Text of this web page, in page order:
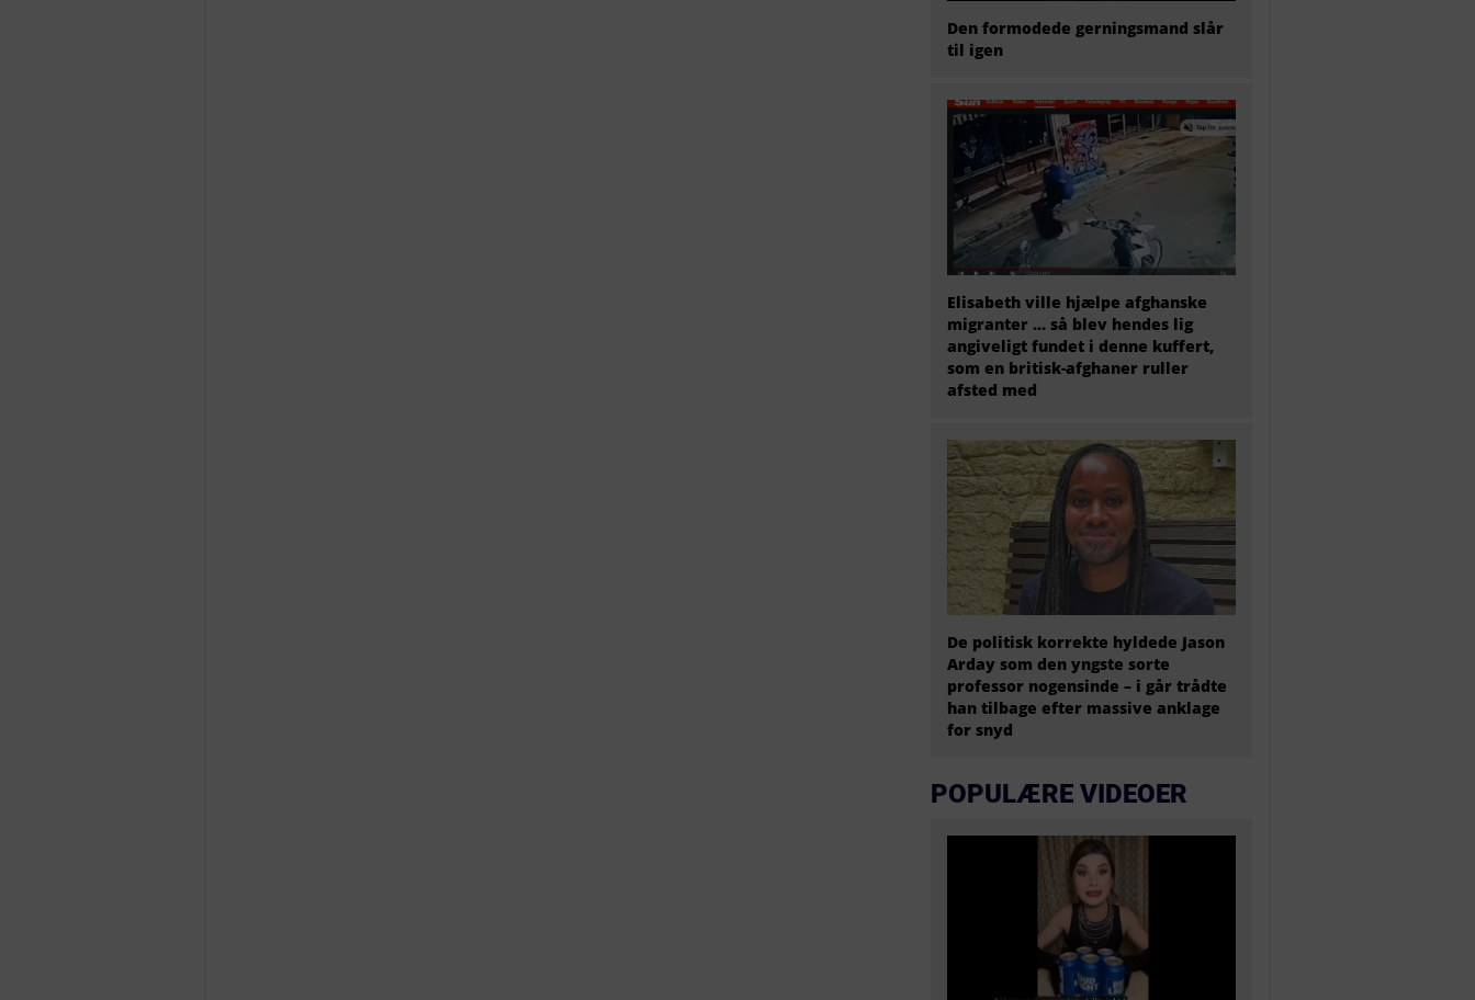
Den formodede gerningsmand slår
til igen
Elisabeth ville hjælpe afghanske
migranter … så blev hendes lig
angiveligt fundet i denne kuffert,
som en britisk-afghaner ruller
afsted med
De politisk korrekte hyldede Jason
Arday som den yngste sorte
professor nogensinde – i går trådte
han tilbage efter massive anklage
for snyd
POPULÆRE VIDEOER